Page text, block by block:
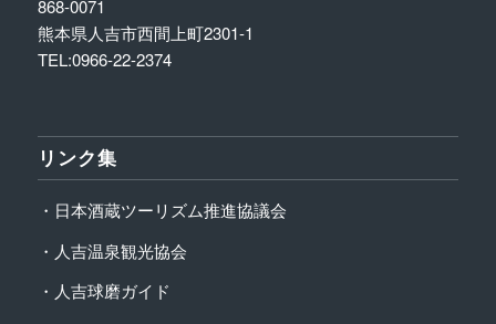
868-0071
熊本県人吉市西間上町2301-1
TEL:0966-22-2374
リンク集
・日本酒蔵ツーリズム推進協議会
・人吉温泉観光協会
・人吉球磨ガイド